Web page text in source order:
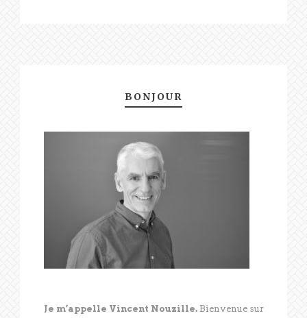
BONJOUR
Je m’appelle Vincent Nouzille.Bienvenue sur